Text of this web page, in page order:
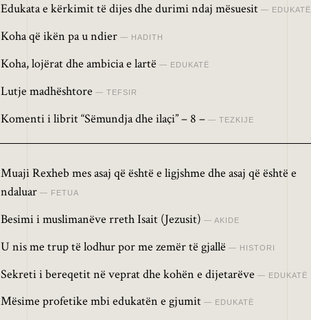
Edukata e kërkimit të dijes dhe durimi ndaj mësuesit EDUKATË
Koha që ikën pa u ndier HADITH
Koha, lojërat dhe ambicia e lartë EDUKATË
Lutje madhështore TEFSIR
Komenti i librit “Sëmundja dhe ilaçi” – 8 – TEZKIJE
Muaji Rexheb mes asaj që është e ligjshme dhe asaj që është e
ndaluar
FETUA
Besimi i muslimanëve rreth Isait (Jezusit) AKIDE
U nis me trup të lodhur por me zemër të gjallë HISTORI
Sekreti i bereqetit në veprat dhe kohën e dijetarëve EDUKATË
Mësime profetike mbi edukatën e gjumit EDUKATË